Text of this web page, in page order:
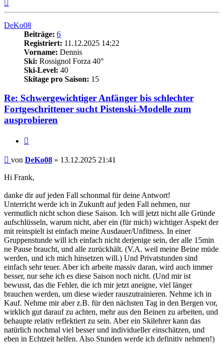
DeKo08
Beiträge: 6
Registriert: 11.12.2025 14:22
Vorname: Dennis
Ski: Rossignol Forza 40°
Ski-Level: 40
Skitage pro Saison: 15
Re: Schwergewichtiger Anfänger bis schlechter
Fortgeschrittener sucht Pistenski-Modelle zum
ausprobieren
Beitrag
von DeKo08 » 13.12.2025 21:41
Hi Frank,
danke dir auf jeden Fall schonmal für deine Antwort!
Unterricht werde ich in Zukunft auf jeden Fall nehmen, nur
vermutlich nicht schon diese Saison. Ich will jetzt nicht alle Gründe
aufschlüsseln, warum nicht, aber ein (für mich) wichtiger Aspekt der
mit reinspielt ist einfach meine Ausdauer/Unfitness. In einer
Gruppenstunde will ich einfach nicht derjenige sein, der alle 15min
ne Pause braucht, und alle zurückhält. (V.A. weil meine Beine müde
werden, und ich mich hinsetzen will.) Und Privatstunden sind
einfach sehr teuer. Aber ich arbeite massiv daran, wird auch immer
besser, nur sehe ich es diese Saison noch nicht. (Und mir ist
bewusst, das die Fehler, die ich mir jetzt aneigne, viel länger
brauchen werden, um diese wieder rauszutrainieren. Nehme ich in
Kauf. Nehme mir aber z.B. für den nächsten Tag in den Bergen vor,
wirklich gut darauf zu achten, mehr aus den Beinen zu arbeiten, und
behaupte relativ reflektiert zu sein. Aber ein Skilehrer kann das
natürlich nochmal viel besser und individueller einschätzen, und
eben in Echtzeit helfen. Also Stunden werde ich definitiv nehmen!)